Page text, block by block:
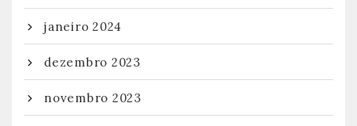
janeiro 2024
dezembro 2023
novembro 2023